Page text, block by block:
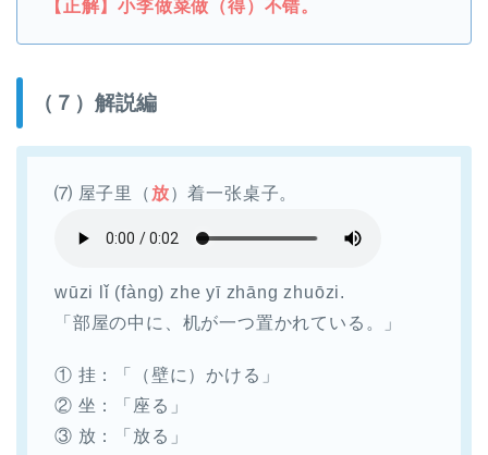
【正解】小李做菜做（得）不错。
（７）解説編
⑺ 屋子里（ 放）着一张桌子。
wūzi lǐ (fàng) zhe yī zhāng zhuōzi.​
「部屋の中に、机が一つ置かれている。」
① 挂：「（壁に）かける」
② 坐：「座る」
③ 放：「放る」